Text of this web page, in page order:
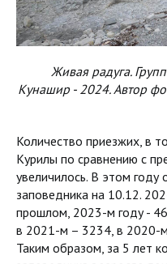
Живая радуга.
Кунашир - 2024. Автор
Количество приезжих, в
Курилы по сравнению с
увеличилось. В этом году
заповедника на 10.12.
прошлом, 2023-м году -
в 2021-м – 3234, в 2020-
Таким образом, за 5 лет